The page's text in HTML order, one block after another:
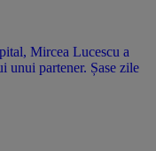
Mircea Lucescu a
unui partener. Șase zile